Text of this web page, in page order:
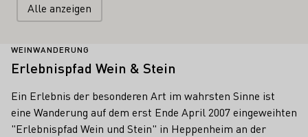
Alle anzeigen
WEINWANDERUNG
Erlebnispfad Wein & Stein
Ein Erlebnis der besonderen Art im wahrsten Sinne ist
eine Wanderung auf dem erst Ende April 2007 eingeweihten
"Erlebnispfad Wein und Stein" in Heppenheim an der